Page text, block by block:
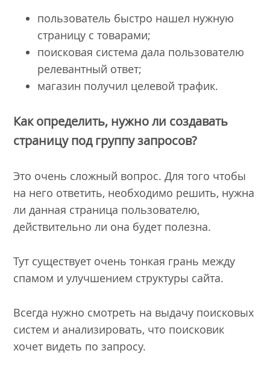
пользователь быстро нашел нужную
страницу с товарами;
поисковая система дала пользователю
релевантный ответ;
магазин получил целевой трафик.
Как определить, нужно ли создавать
страницу под группу запросов?
Это очень сложный вопрос. Для того чтобы
на него ответить, необходимо решить, нужна
ли данная страница пользователю,
действительно ли она будет полезна.
Тут существует очень тонкая грань между
спамом и улучшением структуры сайта.
Всегда нужно смотреть на выдачу поисковых
систем и анализировать, что поисковик
хочет видеть по запросу.